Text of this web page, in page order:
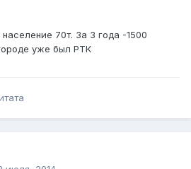
70т. За 3 года -1500
уже был РТК